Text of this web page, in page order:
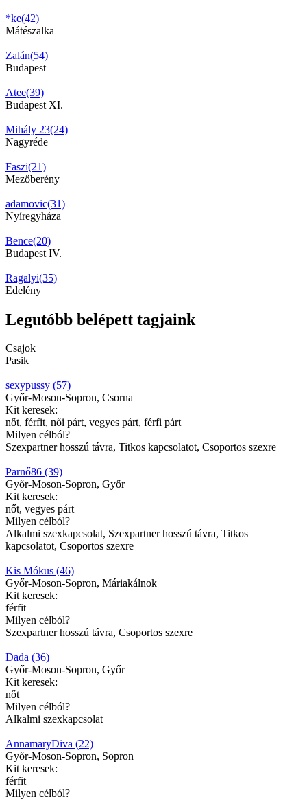
*ke(42)
Mátészalka
Zalán(54)
Budapest
Atee(39)
Budapest XI.
Mihály 23(24)
Nagyréde
Faszi(21)
Mezőberény
adamovic(31)
Nyíregyháza
Bence(20)
Budapest IV.
Ragalyi(35)
Edelény
Legutóbb belépett tagjaink
Csajok
Pasik
sexypussy (57)
Győr-Moson-Sopron, Csorna
Kit keresek:
nőt, férfit, női párt, vegyes párt, férfi párt
Milyen célból?
Szexpartner hosszú távra, Titkos kapcsolatot, Csoportos szexre
Parnő86 (39)
Győr-Moson-Sopron, Győr
Kit keresek:
nőt, vegyes párt
Milyen célból?
Alkalmi szexkapcsolat, Szexpartner hosszú távra, Titkos
kapcsolatot, Csoportos szexre
Kis Mókus (46)
Győr-Moson-Sopron, Máriakálnok
Kit keresek:
férfit
Milyen célból?
Szexpartner hosszú távra, Csoportos szexre
Dada (36)
Győr-Moson-Sopron, Győr
Kit keresek:
nőt
Milyen célból?
Alkalmi szexkapcsolat
AnnamaryDiva (22)
Győr-Moson-Sopron, Sopron
Kit keresek:
férfit
Milyen célból?